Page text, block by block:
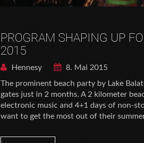
PROGRAM SHAPING UP
2015
Hennesy
8. Mai 2015
The prominent beach party by Lake
gates just in 2 months. A 2 kilometer
electronic music and 4+1 days of non-
want to get the most out of their